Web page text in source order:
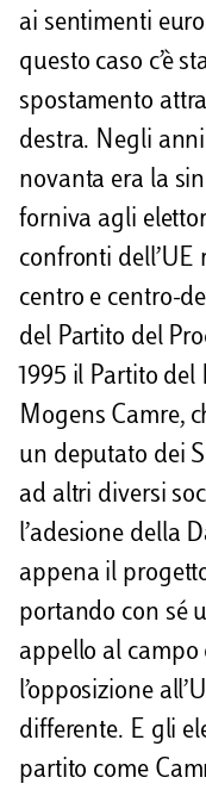
ai sentimenti
questo caso c’è
spostamento
destra. Negli
novanta era la
forniva agli
confronti
centro e centro-
del Partito del
1995 il Partito del
Mogens Camre,
un deputato dei
ad altri diversi
l’adesione della
appena il
portando con sé
appello al campo
l’opposizione
differente. E gli
partito come